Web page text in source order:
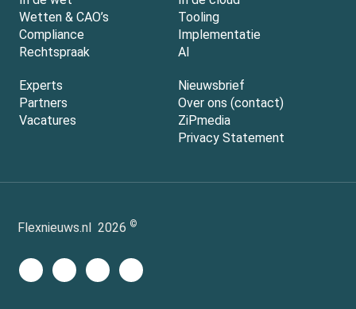
Wetten & CAO’s
Compliance
Rechtspraak
Tooling
Implementatie
AI
Experts
Partners
Vacatures
Nieuwsbrief
Over ons (contact)
ZiPmedia
Privacy Statement
Flexnieuws.nl 2026 ©